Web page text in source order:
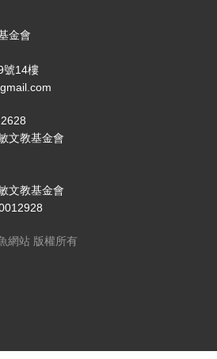
金會
號14樓
文教基金會
文教基金會
網站 版權所有